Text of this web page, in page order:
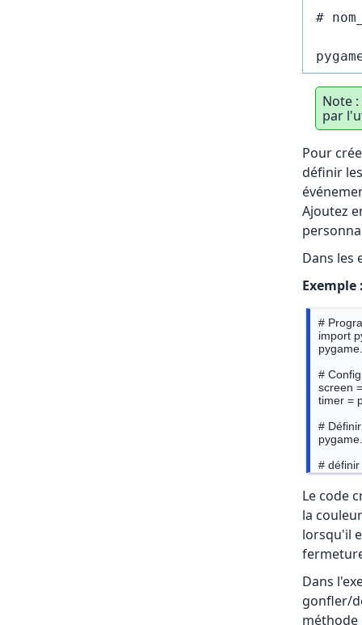
#
Note
par
Pour
définir
Ajoutez
Dans les
Exemple :
#
import
#
screen
timer =
#
#
BLANC
VERT
BLEU =
#
#
Le code
la
lorsqu'il
Dans
gonfler/
méthode